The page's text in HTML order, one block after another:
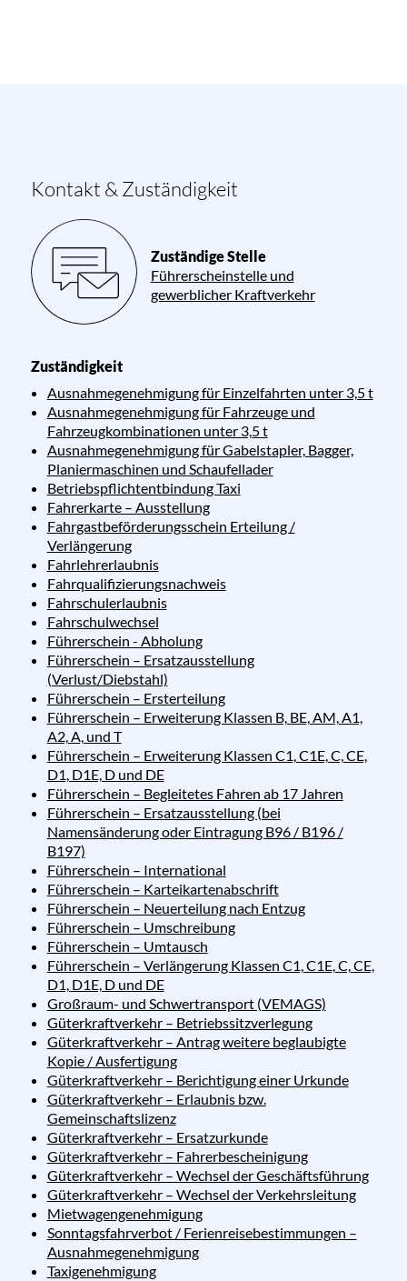
Kontakt & Zuständigkeit
Zuständige Stelle
Führerscheinstelle und
gewerblicher Kraftverkehr
Zuständigkeit
Ausnahmegenehmigung für Einzelfahrten unter 3,5 t
Ausnahmegenehmigung für Fahrzeuge und
Fahrzeugkombinationen unter 3,5 t
Ausnahmegenehmigung für Gabelstapler, Bagger,
Planiermaschinen und Schaufellader
Betriebspflichtentbindung Taxi
Fahrerkarte – Ausstellung
Fahrgastbeförderungsschein Erteilung /
Verlängerung
Fahrlehrerlaubnis
Fahrqualifizierungsnachweis
Fahrschulerlaubnis
Fahrschulwechsel
Führerschein - Abholung
Führerschein – Ersatzausstellung
(Verlust/Diebstahl)
Führerschein – Ersterteilung
Führerschein – Erweiterung Klassen B, BE, AM, A1,
A2, A, und T
Führerschein – Erweiterung Klassen C1, C1E, C, CE,
D1, D1E, D und DE
Führerschein – Begleitetes Fahren ab 17 Jahren
Führerschein – Ersatzausstellung (bei
Namensänderung oder Eintragung B96 / B196 /
B197)
Führerschein – International
Führerschein – Karteikartenabschrift
Führerschein – Neuerteilung nach Entzug
Führerschein – Umschreibung
Führerschein – Umtausch
Führerschein – Verlängerung Klassen C1, C1E, C, CE,
D1, D1E, D und DE
Großraum- und Schwertransport (VEMAGS)
Güterkraftverkehr – Betriebssitzverlegung
Güterkraftverkehr – Antrag weitere beglaubigte
Kopie / Ausfertigung
Güterkraftverkehr – Berichtigung einer Urkunde
Güterkraftverkehr – Erlaubnis bzw.
Gemeinschaftslizenz
Güterkraftverkehr – Ersatzurkunde
Güterkraftverkehr – Fahrerbescheinigung
Güterkraftverkehr – Wechsel der Geschäftsführung
Güterkraftverkehr – Wechsel der Verkehrsleitung
Mietwagengenehmigung
Sonntagsfahrverbot / Ferienreisebestimmungen –
Ausnahmegenehmigung
Taxigenehmigung